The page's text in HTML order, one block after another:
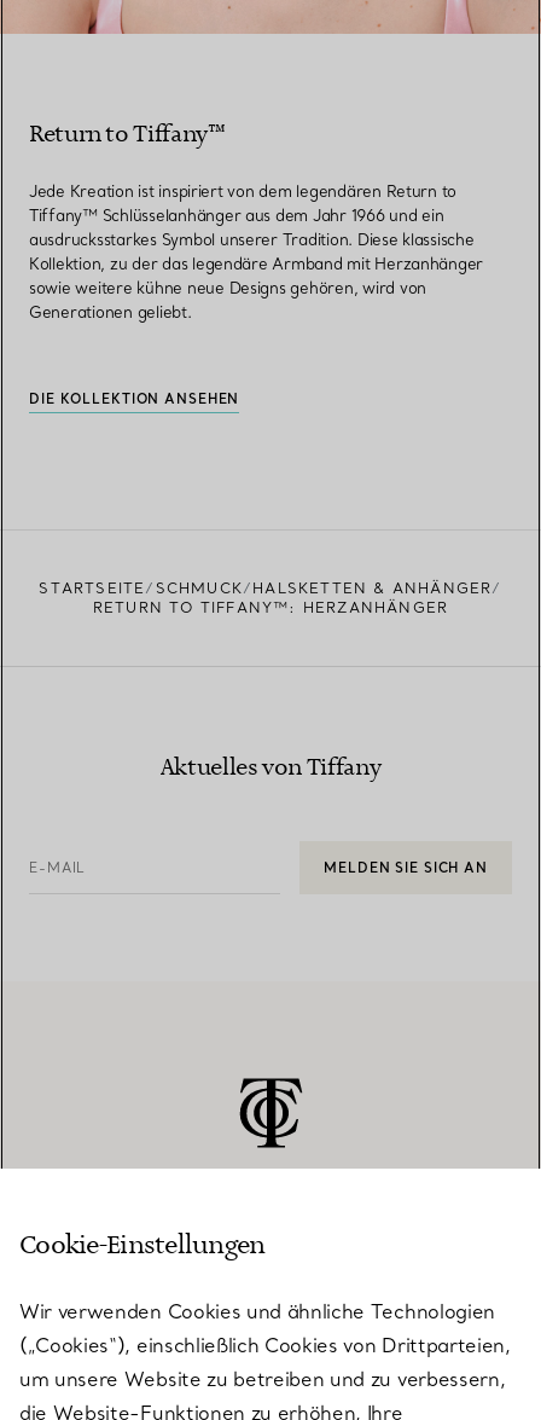
Return to Tiffany™
Jede Kreation ist inspiriert von dem legendären Return to
Tiffany™ Schlüsselanhänger aus dem Jahr 1966 und ein
ausdrucksstarkes Symbol unserer Tradition. Diese klassische
Kollektion, zu der das legendäre Armband mit Herzanhänger
sowie weitere kühne neue Designs gehören, wird von
Generationen geliebt.
DIE KOLLEKTION ANSEHEN
STARTSEITE SCHMUCK
HALSKETTEN & ANHÄNGER
RETURN TO TIFFANY™: HERZANHÄNGER
Aktuelles von Tiffany
E-MAIL MELDEN SIE SICH AN
KUNDENSERVICE
SERVICES
Cookie-Einstellungen
Wir verwenden Cookies und ähnliche Technologien
(„Cookies“), einschließlich Cookies von Drittparteien,
um unsere Website zu betreiben und zu verbessern,
die Website-Funktionen zu erhöhen, Ihre